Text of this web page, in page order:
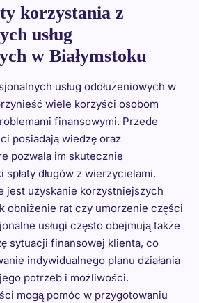
korzystania z
usług
w Białymstoku
usług oddłużeniowych w
wiele korzyści osobom
finansowymi. Przede
posiadają wiedzę oraz
pozwala im skutecznie
długów z wierzycielami.
jest uzyskanie korzystniejszych
obniżenie rat czy umorzenie części
usługi często obejmują także
sytuacji finansowej klienta, co
indywidualnego planu działania
potrzeb i możliwości.
mogą pomóc w przygotowaniu